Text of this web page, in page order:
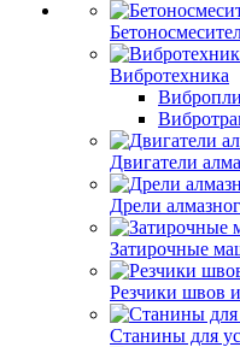
Вибротехника
Двигатели
Дрели
Затирочные
Резчики швов
Станины для